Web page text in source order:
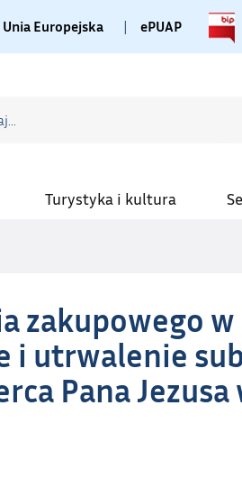
Unia Europejska | ePUAP
Turystyka i kultura
zakupowego
i utrwalenie
Pana